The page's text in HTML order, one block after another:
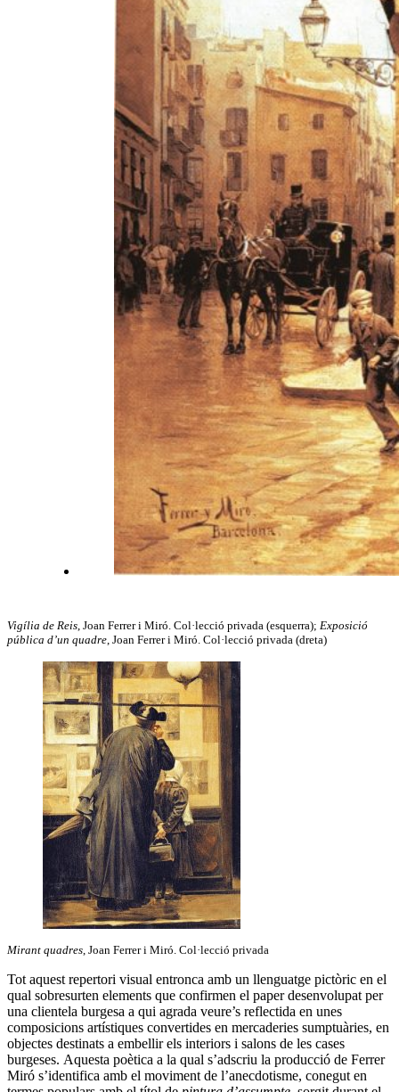
Vigília de Reis , Joan Ferrer i Miró. Col·lecció privada (esquerra); Exposició
pública d’un quadre , Joan Ferrer i Miró. Col·lecció privada (dreta)
Mirant quadres , Joan Ferrer i Miró. Col·lecció privada
Tot aquest repertori visual entronca amb un llenguatge pictòric en el
qual sobresurten elements que confirmen el paper desenvolupat per
una clientela burgesa a qui agrada veure’s reflectida en unes
composicions artístiques convertides en mercaderies sumptuàries, en
objectes destinats a embellir els interiors i salons de les cases
burgeses. Aquesta poètica a la qual s’adscriu la producció de Ferrer
Miró s’identifica amb el moviment de l’anecdotisme, conegut en